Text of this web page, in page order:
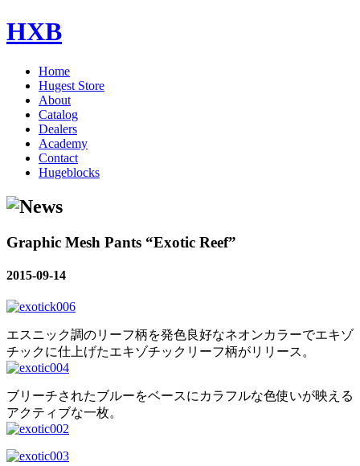
HXB
Home
Hugest Store
About
Catalog
Dealers
Academy
Contact
Hugeblocks
Graphic Mesh Pants “Exotic Reef”
2015-09-14
エスニック調のリーフ柄を発色良好なネオンカラーでエキゾ
チックに仕上げたエキゾチックリーフ柄がリリース。
ブリーチされたブルーをベースにカラフルな色使いが映える
アクティブな一枚。